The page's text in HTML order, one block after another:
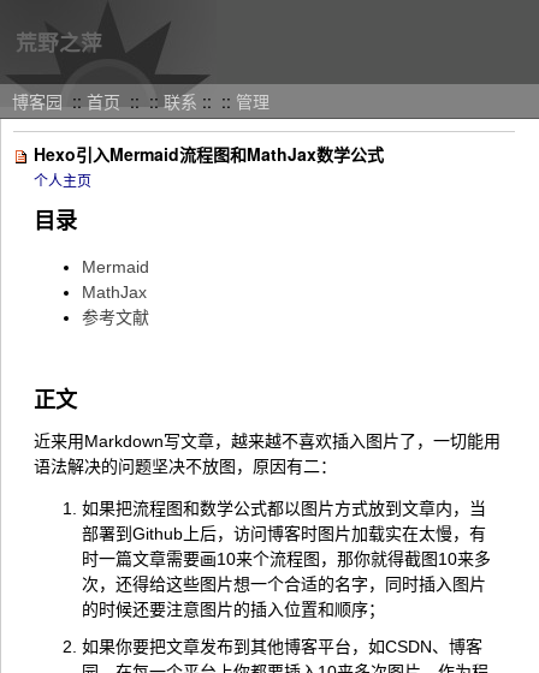
荒野之萍
博客园 :: 首页 :: ::联系 :: :: 管理
Hexo引入Mermaid流程图和MathJax数学公式
个人主页
目录
Mermaid
MathJax
参考文献
正文
近来用Markdown写文章，越来越不喜欢插入图片了，一切能用
语法解决的问题坚决不放图，原因有二：
如果把流程图和数学公式都以图片方式放到文章内，当
部署到Github上后，访问博客时图片加载实在太慢，有
时一篇文章需要画10来个流程图，那你就得截图10来多
次，还得给这些图片想一个合适的名字，同时插入图片
的时候还要注意图片的插入位置和顺序；
如果你要把文章发布到其他博客平台，如CSDN、博客